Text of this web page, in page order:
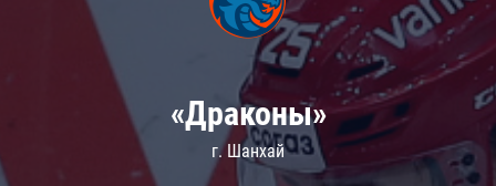
«Драконы»
г. Шанхай